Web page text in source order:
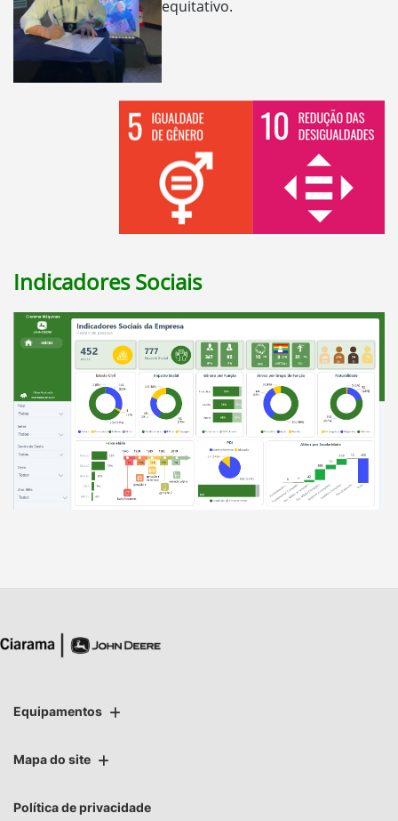
equitativo.
Indicadores Sociais
Equipamentos
Mapa do site
Política de privacidade